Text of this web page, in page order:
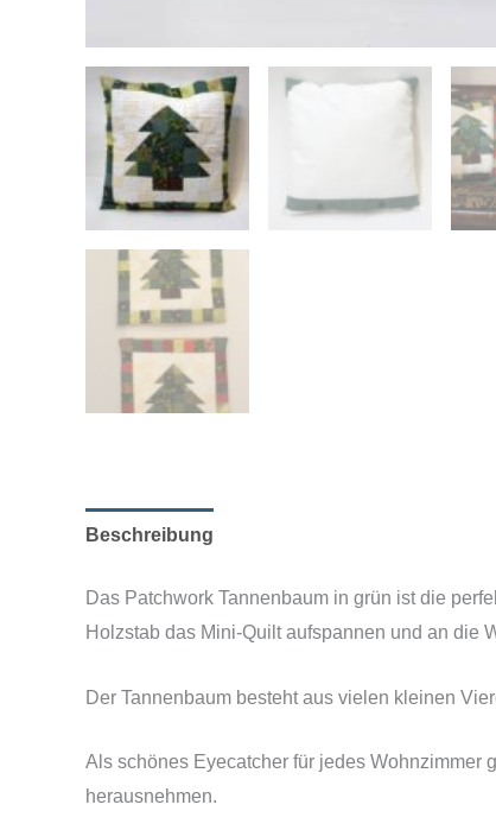
Beschreibung
Das Patchwork Tannenbaum in grün ist die
Holzstab das Mini-Quilt aufspannen und an die
Der Tannenbaum besteht aus vielen kleinen
Als schönes Eyecatcher für jedes Wohnzimmer
herausnehmen.